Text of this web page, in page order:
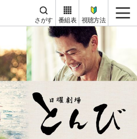
TBS チャンネル
さがす 番組表 視聴方法